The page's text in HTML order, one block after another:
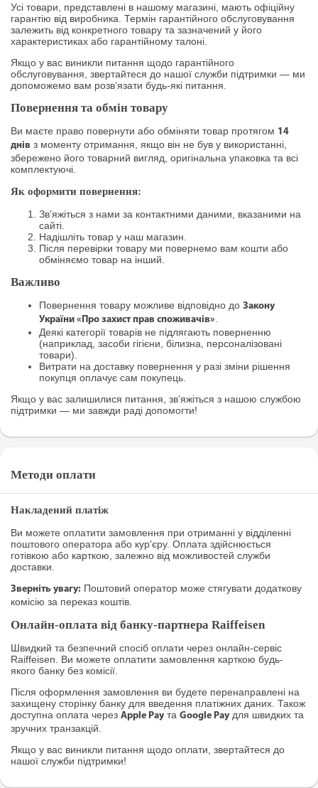
Усі товари, представлені в нашому магазині, мають офіційну
гарантію від виробника. Термін гарантійного обслуговування
залежить від конкретного товару та зазначений у його
характеристиках або гарантійному талоні.
Якщо у вас виникли питання щодо гарантійного
обслуговування, звертайтеся до нашої служби підтримки — ми
допоможемо вам розв’язати будь-які питання.
Повернення та обмін товару
Ви маєте право повернути або обміняти товар протягом 14
днів з моменту отримання, якщо він не був у використанні,
збережено його товарний вигляд, оригінальна упаковка та всі
комплектуючі.
Як оформити повернення:
Зв’яжіться з нами за контактними даними, вказаними на
сайті.
Надішліть товар у наш магазин.
Після перевірки товару ми повернемо вам кошти або
обміняємо товар на інший.
Важливо
Повернення товару можливе відповідно до Закону
України «Про захист прав споживачів».
Деякі категорії товарів не підлягають поверненню
(наприклад, засоби гігієни, білизна, персоналізовані
товари).
Витрати на доставку повернення у разі зміни рішення
покупця оплачує сам покупець.
Якщо у вас залишилися питання, зв’яжіться з нашою службою
підтримки — ми завжди раді допомогти!
Методи оплати
Накладений платіж
Ви можете оплатити замовлення при отриманні у відділенні
поштового оператора або кур'єру. Оплата здійснюється
готівкою або карткою, залежно від можливостей служби
доставки.
Зверніть увагу: Поштовий оператор може стягувати додаткову
комісію за переказ коштів.
Онлайн-оплата від банку-партнера Raiffeisen
Швидкий та безпечний спосіб оплати через онлайн-сервіс
Raiffeisen. Ви можете оплатити замовлення карткою будь-
якого банку без комісії.
Після оформлення замовлення ви будете перенаправлені на
захищену сторінку банку для введення платіжних даних. Також
доступна оплата через Apple Pay та Google Pay для швидких та
зручних транзакцій.
Якщо у вас виникли питання щодо оплати, звертайтеся до
нашої служби підтримки!